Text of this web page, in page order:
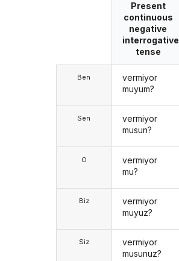
Ben
Sen
O
Biz
Siz
Present
continuous
negative
interrogative
tense
vermiyor
muyum?
vermiyor
musun?
vermiyor
mu?
vermiyor
muyuz?
vermiyor
musunuz?